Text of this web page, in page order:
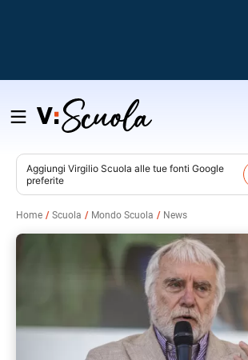
Salta
contenuto
Aggiungi Virgilio Scuola alle tue fonti Google
preferite
Home Scuola Mondo Scuola News